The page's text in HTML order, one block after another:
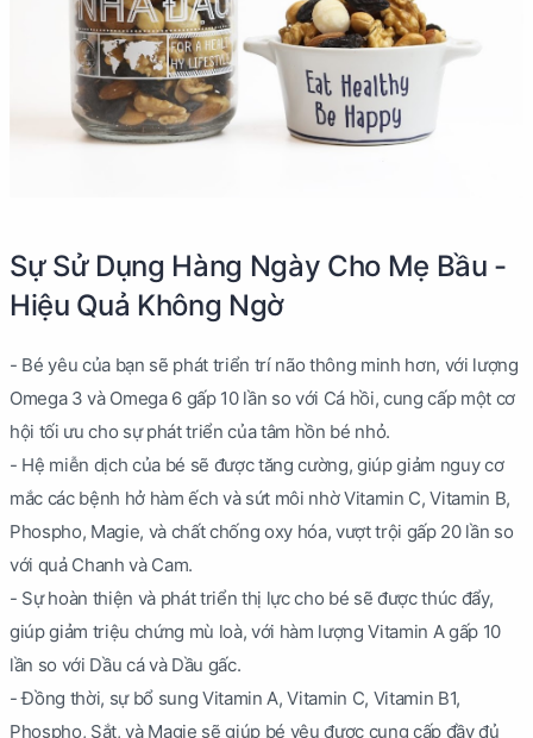
Sự Sử Dụng Hàng Ngày Cho Mẹ Bầu -
Hiệu Quả Không Ngờ
- Bé yêu của bạn sẽ phát triển trí não thông minh hơn, với lượng
Omega 3 và Omega 6 gấp 10 lần so với Cá hồi, cung cấp một cơ
hội tối ưu cho sự phát triển của tâm hồn bé nhỏ.
- Hệ miễn dịch của bé sẽ được tăng cường, giúp giảm nguy cơ
mắc các bệnh hở hàm ếch và sứt môi nhờ Vitamin C, Vitamin B,
Phospho, Magie, và chất chống oxy hóa, vượt trội gấp 20 lần so
với quả Chanh và Cam.
- Sự hoàn thiện và phát triển thị lực cho bé sẽ được thúc đẩy,
giúp giảm triệu chứng mù loà, với hàm lượng Vitamin A gấp 10
lần so với Dầu cá và Dầu gấc.
- Đồng thời, sự bổ sung Vitamin A, Vitamin C, Vitamin B1,
Phospho, Sắt, và Magie sẽ giúp bé yêu được cung cấp đầy đủ